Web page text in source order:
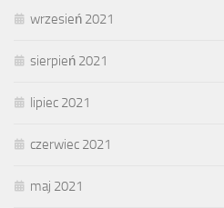
wrzesień 2021
sierpień 2021
lipiec 2021
czerwiec 2021
maj 2021